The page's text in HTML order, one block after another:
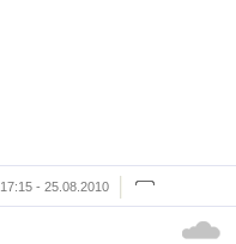
17:15 - 25.08.2010